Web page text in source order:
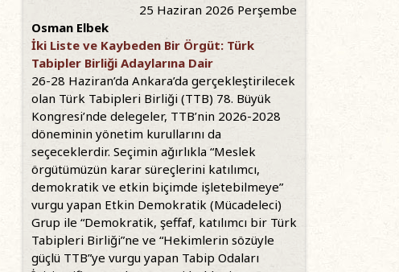
25 Haziran 2026 Perşembe
Osman Elbek
İki Liste ve Kaybeden Bir Örgüt: Türk
Tabipler Birliği Adaylarına Dair
26-28 Haziran’da Ankara’da gerçekleştirilecek
olan Türk Tabipleri Birliği (TTB) 78. Büyük
Kongresi’nde delegeler, TTB’nin 2026-2028
döneminin yönetim kurullarını da
seçeceklerdir. Seçimin ağırlıkla “Meslek
örgütümüzün karar süreçlerini katılımcı,
demokratik ve etkin biçimde işletebilmeye”
vurgu yapan Etkin Demokratik (Mücadeleci)
Grup ile “Demokratik, şeffaf, katılımcı bir Türk
Tabipleri Birliği”ne ve “Hekimlerin sözüyle
güçlü TTB”ye vurgu yapan Tabip Odaları